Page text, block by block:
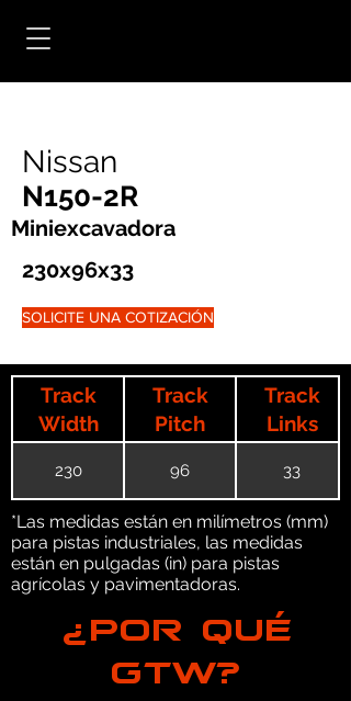
Nissan
N150-2R
Miniexcavadora
230x96x33
SOLICITE UNA COTIZACIÓN
Track
Width
Track
Pitch
Track
Links
230 96 33
*Las medidas están en milímetros (mm)
para pistas industriales, las medidas
están en pulgadas (in) para pistas
agrícolas y pavimentadoras.
¿POR QUÉ
GTW?